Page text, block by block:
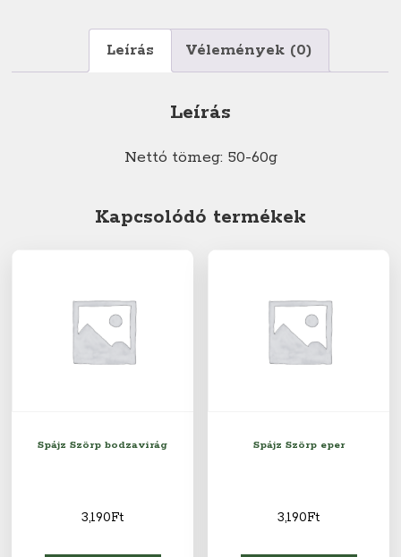
Leírás Vélemények (0)
Leírás
Nettó tömeg: 50-60g
Kapcsolódó termékek
Spájz Szörp bodzavirág
3,190Ft
Spájz Szörp eper
3,190Ft